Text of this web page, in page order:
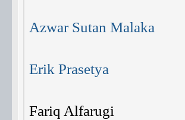
Azwar Sutan Malaka
Erik Prasetya
Fariq Alfarugi